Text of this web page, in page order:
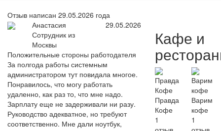
Отзыв написан 29.05.2026 года
Анастасия
Сотрудник из
Москвы
29.05.2026
Положительные стороны работодателя
За полгода работы системным
администратором тут повидала многое.
Понравилось, что могу работать
удаленно, как раз то, что мне надо.
Зарплату еще не задерживали ни разу.
Руководство адекватное, но требуют
соответственно. Мне дали ноутбук,
Кафе и
Правда
Кофе
1
Варим
кофе
1